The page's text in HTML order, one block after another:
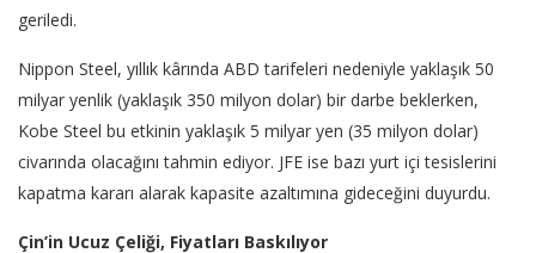
geriledi.
Nippon Steel, yıllık kârında ABD tarifeleri nedeniyle yaklaşık 50
milyar yenlik (yaklaşık 350 milyon dolar) bir darbe beklerken,
Kobe Steel bu etkinin yaklaşık 5 milyar yen (35 milyon dolar)
civarında olacağını tahmin ediyor. JFE ise bazı yurt içi tesislerini
kapatma kararı alarak kapasite azaltımına gideceğini duyurdu.
Çin’in Ucuz Çeliği, Fiyatları Baskılıyor